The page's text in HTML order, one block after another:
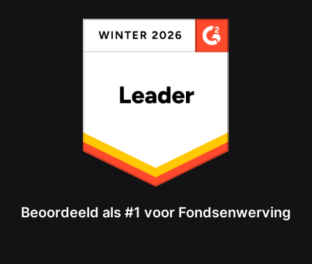
Beoordeeld als #1 voor Fondsenwerving